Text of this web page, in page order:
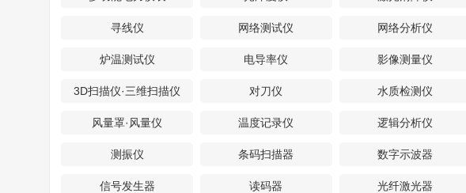
寻线仪 网络测试仪 网络分析仪
炉温测试仪 电导率仪 影像测量仪
3D扫描仪·三维扫描仪 对刀仪 水质检测仪
风量罩·风量仪 温度记录仪 逻辑分析仪
测振仪 条码扫描器 数字示波器
信号发生器 读码器 光纤激光器